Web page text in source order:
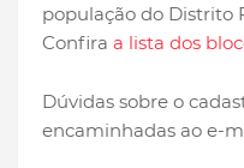
população do Distrito
Confira a lista dos
Dúvidas sobre o
encaminhadas ao e-